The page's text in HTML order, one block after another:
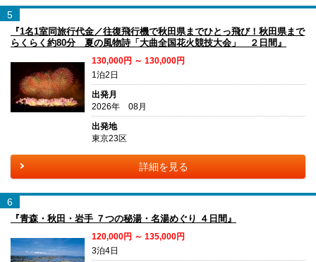
5
『1名1室同旅行代金／往復飛行機で秋田県までひとっ飛び！秋田県まで
らくらく約80分 夏の風物詩「大曲全国花火競技大会」 ２日間』
130,000円 ～ 130,000円
1泊2日
出発月
2026年 08月
出発地
東京23区
詳細を見る
6
『青森・秋田・岩手 ７つの秘湯・名湯めぐり ４日間』
120,000円 ～ 135,000円
3泊4日